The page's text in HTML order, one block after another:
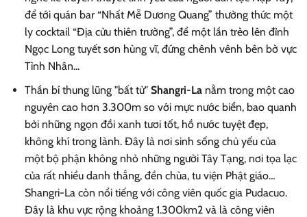
để tới quán bar “Nhất Mễ Dương Quang” thưởng thức một
ly cocktail “Địa cửu thiên trường”, để một lần trèo lên đỉnh
Ngọc Long tuyết sơn hùng vĩ, đứng chênh vênh bên bờ vực
Tình Nhân...
Thần bí thung lũng "bất tử" Shangri-Lanằm trong một cao
nguyên cao hơn 3.300m so với mực nước biển, bao quanh
bởi những ngọn đồi xanh tươi tốt, hồ nước tuyệt đẹp,
không khí trong lành. Đây là nơi sinh sống chủ yếu của
một bộ phận không nhỏ những người Tây Tạng, nơi tọa lạc
của rất nhiều danh thắng, đền chùa, tu viện Phật giáo…
Shangri-La còn nổi tiếng với công viên quốc gia Pudacuo.
Đây là khu vực rộng khoảng 1.300km2 và là công viên